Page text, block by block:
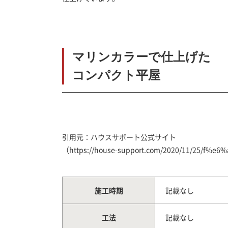
マリンカラーで仕上げた
コンパクト平屋
引用元：ハウスサポート公式サイト
（https://house-support.com/2020/11/25/
施工時期 記載なし
工法 記載なし